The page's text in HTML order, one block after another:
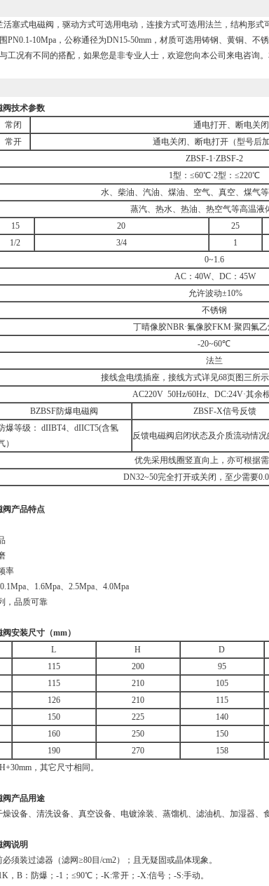
活塞式电磁阀，驱动方式可选用电动，连接方式可选用法兰，结构形
PN0.1-10Mpa，公称通径为DN15-50mm，材质可选用铸钢、黄铜、不
工况有不同的搭配，如果您是非专业人士，欢迎您向本公司来电咨询
阀技术参数
常闭
通电打开、断电关闭
常开
通电关闭、断电打开（型号后
ZBSF-1·ZBSF-2
1型：≤60℃·2型：≤220℃
水、柴油、汽油、煤油、空气、真空、煤气
蒸汽、热水、热油、热空气等高温液
15 20
25
1/2 3/4
1
0~1.6
AC：40W、DC：45W
允许波动±10%
不锈钢
丁晴像胶NBR·氟像胶FKM·聚四氟乙
-20~60℃
法兰
接线盒电缆插座，接线方式详见68页图三所
AC220V 50Hz/60Hz、DC:24V·其余
BZBSF防爆电磁阀
ZBSF-X信号反馈
爆等级： dIIBT4、dIICT5(含氢
）
反馈电磁阀启闭状态及介质流动情
优先采用线圈竖直向上，亦可根据
DN32~50完全打开或关闭，至少需要
阀 产品特点
率
、1.6Mpa、2.5Mpa、4.0Mpa
，品质可靠
阀安装尺寸（mm）
L H
D
115 200
95
115 210
105
126 210
115
150 225
140
160 250
150
190 270
158
，其它尺寸相同。
阀 产品用途
设备、清洗设备、真空设备、电镀涂装、蒸馏机、滤油机、加湿器、
阀说明
须装过滤器（滤网≥80目/cm2）；且无疑固或晶体现象。
，B：防爆；-1；≤90℃；-K:常开；-X:信号；-S:手动。